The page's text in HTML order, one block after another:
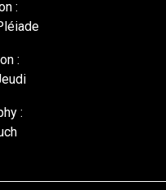
:
:
: